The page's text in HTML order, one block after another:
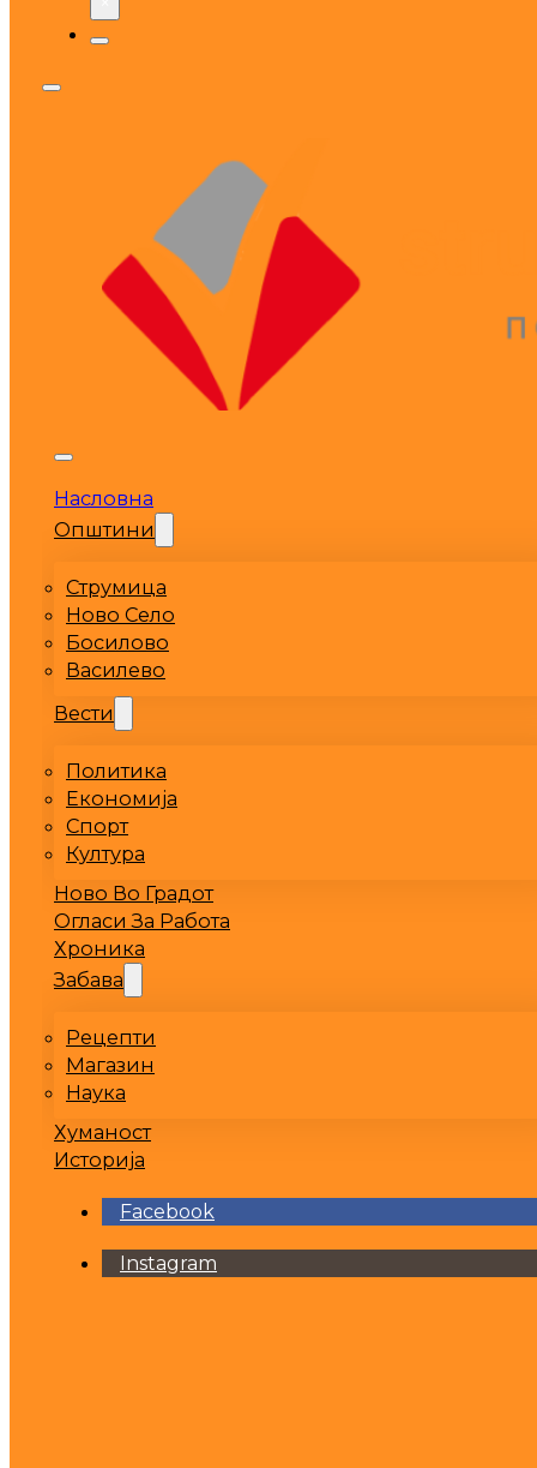
Насловна
Општини
Струмица
Ново Село
Босилово
Василево
Вести
Политика
Економија
Спорт
Култура
Ново Во Градот
Огласи За Работа
Хроника
Забава
Рецепти
Магазин
Наука
Хуманост
Историја
Facebook
Instagram